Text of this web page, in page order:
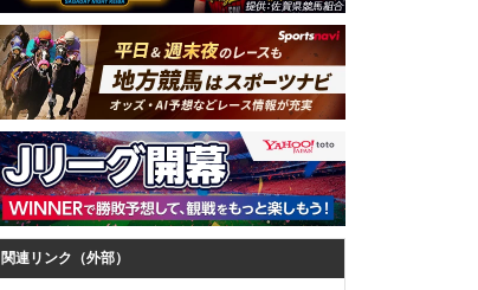
関連リンク（外部）